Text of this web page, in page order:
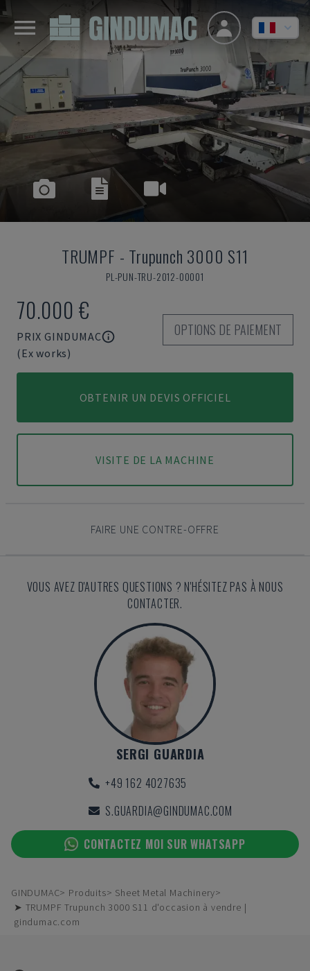
TRUMPF - Trupunch 3000 S11
PL-PUN-TRU-2012-00001
70.000 €
PRIX GINDUMAC
(Ex works)
OPTIONS DE PAIEMENT
OBTENIR UN DEVIS OFFICIEL
VISITE DE LA MACHINE
FAIRE UNE CONTRE-OFFRE
VOUS AVEZ D'AUTRES QUESTIONS ? N'HÉSITEZ PAS À NOUS
CONTACTER.
SERGI GUARDIA
+49 162 4027635
S.GUARDIA@GINDUMAC.COM
CONTACTEZ MOI SUR WHATSAPP
GINDUMAC Produits
Sheet Metal Machinery
➤ TRUMPF Trupunch 3000 S11 d'occasion à vendre |
gindumac.com